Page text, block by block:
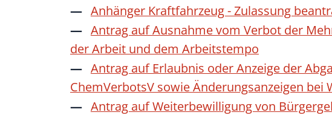
Anhänger Kraftfahrzeug - Zulassung
Antrag auf Ausnahme vom Verbot der
der Arbeit und dem Arbeitstempo
Antrag auf Erlaubnis oder Anzeige der
ChemVerbotsV sowie Änderungsanzeigen bei
Antrag auf Weiterbewilligung von